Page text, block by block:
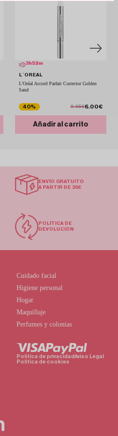
3 h52m
L´OREAL
L'Oréal Accord Parfait Corrector Golden
Sand
40% 9.95€6.00€
Añadir al carrito
ENVÍO GRATUITO
A PARTIR DE 35€
POLÍTICA DE
DEVOLUCIÓN
Cuidado facial
Higiene personal
Hogar
Maquillaje
Perfumes y colonias
Política de privacidadAviso Legal
Política de cookies